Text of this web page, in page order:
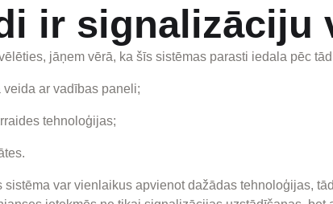
ir signalizāciju
jāņem vērā, ka šīs sistēmas parasti iedala pēc
ar vadības paneli;
tehnoloģijas;
var vienlaikus apvienot dažādas tehnoloģijas,